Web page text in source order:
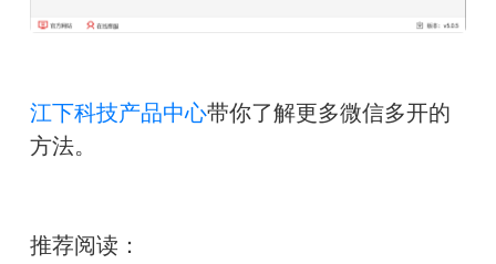
江下科技产品中心带你了解更多微信多开的
方法。
推荐阅读：